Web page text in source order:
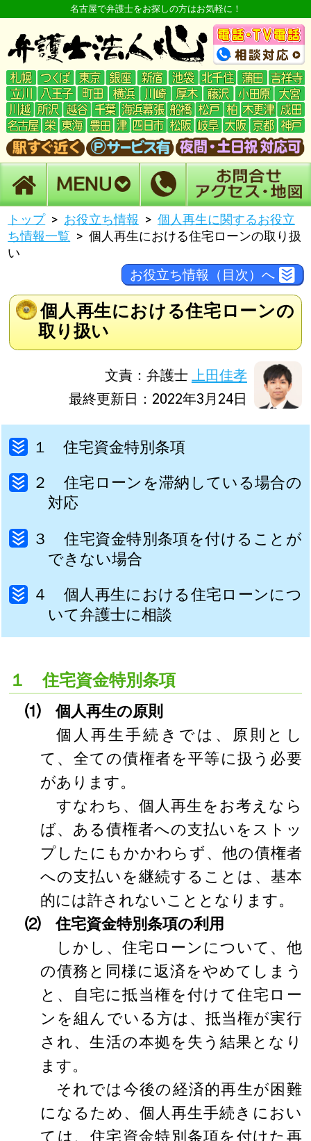
名古屋で弁護士をお探しの方はお気軽に！
トップ お役立ち情報
個人再生に関するお役立
ち情報一覧
個人再生における住宅ローンの取り扱
い
お役立ち情報（目次）へ
個人再生における住宅ローンの
取り扱い
文責：弁護士 上田佳孝
最終更新日：2022年3月24日
１ 住宅資金特別条項
２ 住宅ローンを滞納している場合の
対応
３ 住宅資金特別条項を付けることが
できない場合
４ 個人再生における住宅ローンにつ
いて弁護士に相談
１ 住宅資金特別条項
⑴ 個人再生の原則
個人再生手続きでは、原則とし
て、全ての債権者を平等に扱う必要
があります。
すなわち、個人再生をお考えなら
ば、ある債権者への支払いをストッ
プしたにもかかわらず、他の債権者
への支払いを継続することは、基本
的には許されないこととなります。
⑵ 住宅資金特別条項の利用
しかし、住宅ローンについて、他
の債務と同様に返済をやめてしまう
と、自宅に抵当権を付けて住宅ロー
ンを組んでいる方は、抵当権が実行
され、生活の本拠を失う結果となり
ます。
それでは今後の経済的再生が困難
になるため、個人再生手続きにおい
ては、住宅資金特別条項を付けた再